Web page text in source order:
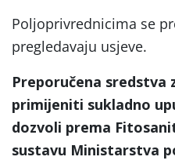
Poljoprivrednicima se
pregledavaju usjeve.
Preporučena
primijeniti sukladno
dozvoli prema
sustavu Ministarstva